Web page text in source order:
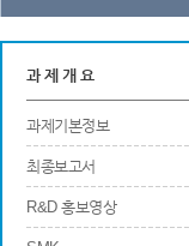
지식
과 제 개 요
과제기본정보
최종보고서
R&D 홍보영상
과제기본정보